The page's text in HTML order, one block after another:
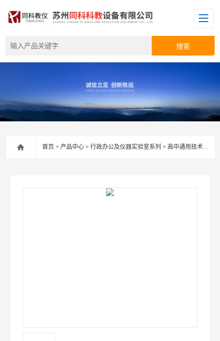
首页 >产品中心 >行政办公及仪器实验室系列 > 高中通用技术实践室